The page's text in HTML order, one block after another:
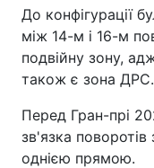
До конфігурації
між 14-м і 16-м
подвійну зону,
також є зона ДРС.
Перед Гран-прі
зв'язка поворотів
однією прямою.